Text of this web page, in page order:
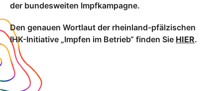
der bundesweiten Impfkampagne.
Den genauen Wortlaut der rheinland-pfälzischen
IHK-Initiative „Impfen im Betrieb“ finden Sie HIER.